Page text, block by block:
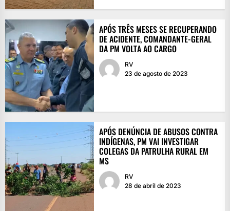
APÓS TRÊS MESES SE RECUPERANDO
DE ACIDENTE, COMANDANTE-GERAL
DA PM VOLTA AO CARGO
RV
23 de agosto de 2023
APÓS DENÚNCIA DE ABUSOS CONTRA
INDÍGENAS, PM VAI INVESTIGAR
COLEGAS DA PATRULHA RURAL EM
MS
RV
28 de abril de 2023